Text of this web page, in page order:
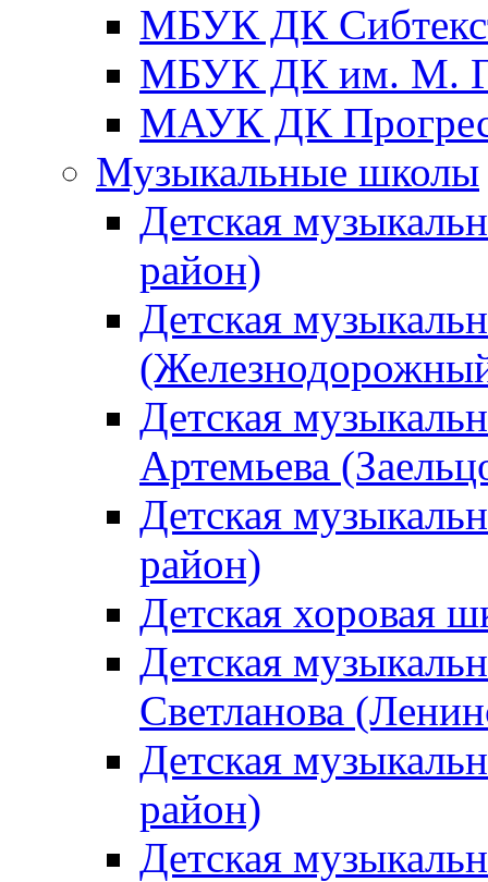
МБУК ДК
МБУК ДК им. М.
МАУК ДК
Музыкальные школы
Детская
район)
Детская
Детская
Артемьева
Детская
район)
Детская хоровая
Детская
Светланова
Детская
район)
Детская